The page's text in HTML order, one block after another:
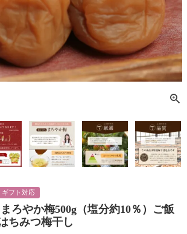
ギフト対応
ろやか梅500g（塩分約10％）ご飯
ちみつ梅干し